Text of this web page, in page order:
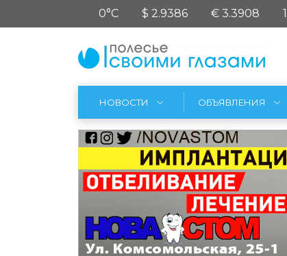
0°C $ 2.9386 € 3.3908
НОВОСТИ ОБЪЯВЛЕНИЯ